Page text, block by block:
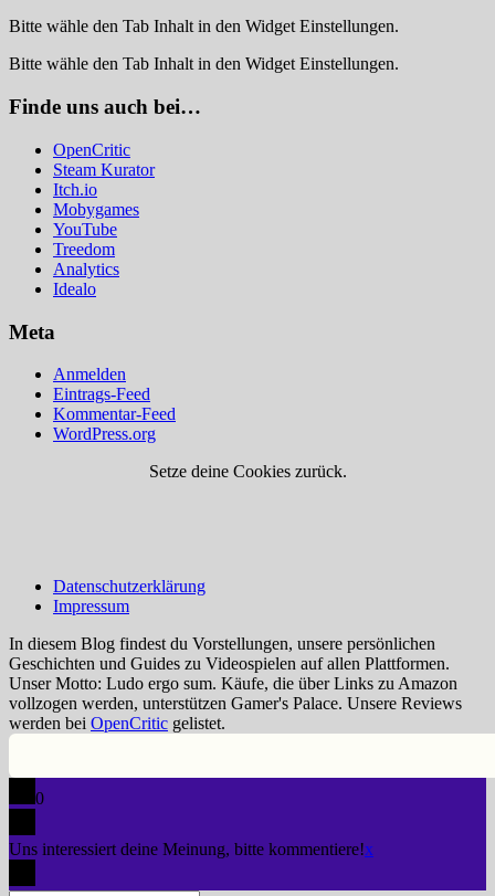
Bitte wähle den Tab Inhalt in den Widget Einstellungen.
Bitte wähle den Tab Inhalt in den Widget Einstellungen.
Finde uns auch bei…
OpenCritic
Steam Kurator
Itch.io
Mobygames
YouTube
Treedom
Analytics
Idealo
Meta
Anmelden
Eintrags-Feed
Kommentar-Feed
WordPress.org
Setze deine Cookies zurück.
Datenschutzerklärung
Impressum
In diesem Blog findest du Vorstellungen, unsere persönlichen
Geschichten und Guides zu Videospielen auf allen Plattformen.
Unser Motto: Ludo ergo sum. Käufe, die über Links zu Amazon
vollzogen werden, unterstützen Gamer's Palace. Unsere Reviews
werden bei OpenCritic gelistet.
0
Uns interessiert deine Meinung, bitte kommentiere!x